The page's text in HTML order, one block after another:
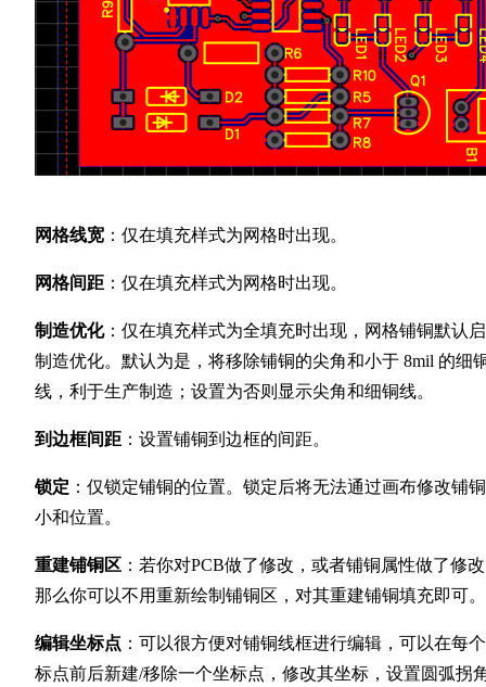
网格线宽 ：仅在填充样式为网格时出现。
网格间距 ：仅在填充样式为网格时出现。
制造优化：仅在填充样式为全填充时出现，网格铺铜默认
制造优化。默认为是，将移除铺铜的尖角和小于 8mil 的细
线，利于生产制造；设置为否则显示尖角和细铜线。
到边框间距 ：设置铺铜到边框的间距。
锁定 ：仅锁定铺铜的位置。锁定后将无法通过画布修改铺
小和位置。
重建铺铜区 ：若你对PCB做了修改，或者铺铜属性做了修
那么你可以不用重新绘制铺铜区，对其重建铺铜填充即可。
编辑坐标点 ：可以很方便对铺铜线框进行编辑，可以在每
标点前后新建/移除一个坐标点，修改其坐标，设置圆弧拐